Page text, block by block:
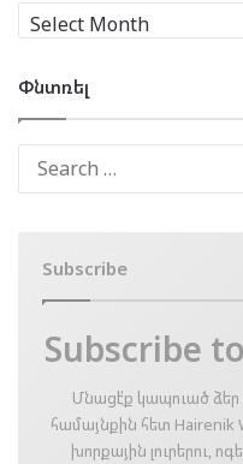
Արխիւ
Փնտռել
Subscribe
Subscribe
Մնացէ՛ք կապուած
համայնքին հետ Hairenik
խորքային լուրերու,